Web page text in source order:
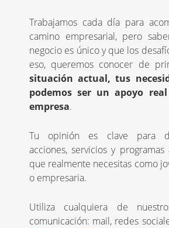
Trabajamos cada día para
camino empresarial, pero
negocio es único y que los
eso, queremos conocer de
situación actual, tus
podemos ser un apoyo
empresa.
Tu opinión es clave para
acciones, servicios y
que realmente necesitas como
o empresaria.
Utiliza cualquiera de
comunicación: mail, redes